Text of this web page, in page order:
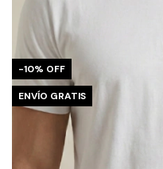
-10% OFF
ENVÍO GRATIS